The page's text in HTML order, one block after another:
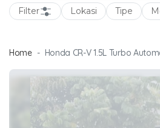
Filter Lokasi Tipe
Home Honda CR-V 1.5L Turbo